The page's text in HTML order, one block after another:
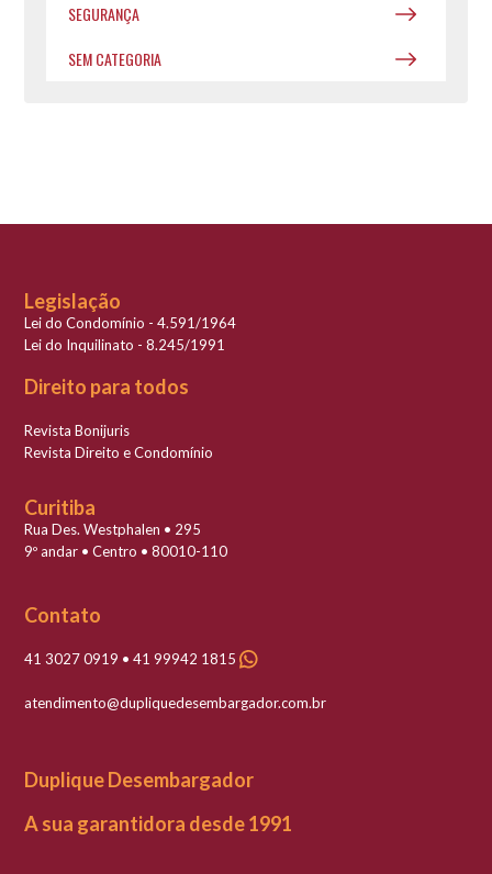
SEGURANÇA
SEM CATEGORIA
Legislação
Lei do Condomínio - 4.591/1964
Lei do Inquilinato - 8.245/1991
Direito para todos
Revista Bonijuris
Revista Direito e Condomínio
Curitiba
Rua Des. Westphalen • 295
9º andar • Centro • 80010-110
Contato
41 3027 0919 • 41 99942 1815
atendimento@dupliquedesembargador.com.br
Duplique Desembargador
A sua garantidora desde 1991